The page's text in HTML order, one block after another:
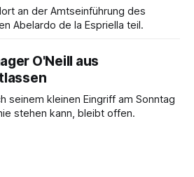
an der Amtseinführung des
Abelardo de la Espriella teil.
O'Neill aus
seinem kleinen Eingriff am Sonntag
stehen kann, bleibt offen.